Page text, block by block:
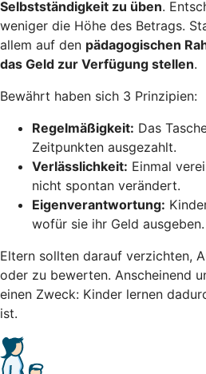
Selbstständigkeit zu üben.
weniger die Höhe des Betrags.
allem auf den pädagogischen
das Geld zur Verfügung stellen.
Bewährt haben sich 3 Prinzipien:
Regelmäßigkeit: Das
Zeitpunkten ausgezahlt.
Verlässlichkeit: Einmal
nicht spontan verändert.
Eigenverantwortung:
wofür sie ihr Geld ausgeben.
Eltern sollten darauf verzichten,
oder zu bewerten. Anscheinend
einen Zweck: Kinder lernen
ist.